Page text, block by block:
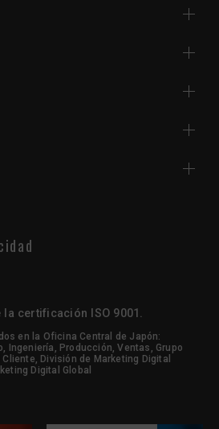
la certificación ISO 9001.
en la Oficina Central de Japón:
Ingeniería, Producción, Ventas, Grupo
División de Marketing Digital
Digital Global